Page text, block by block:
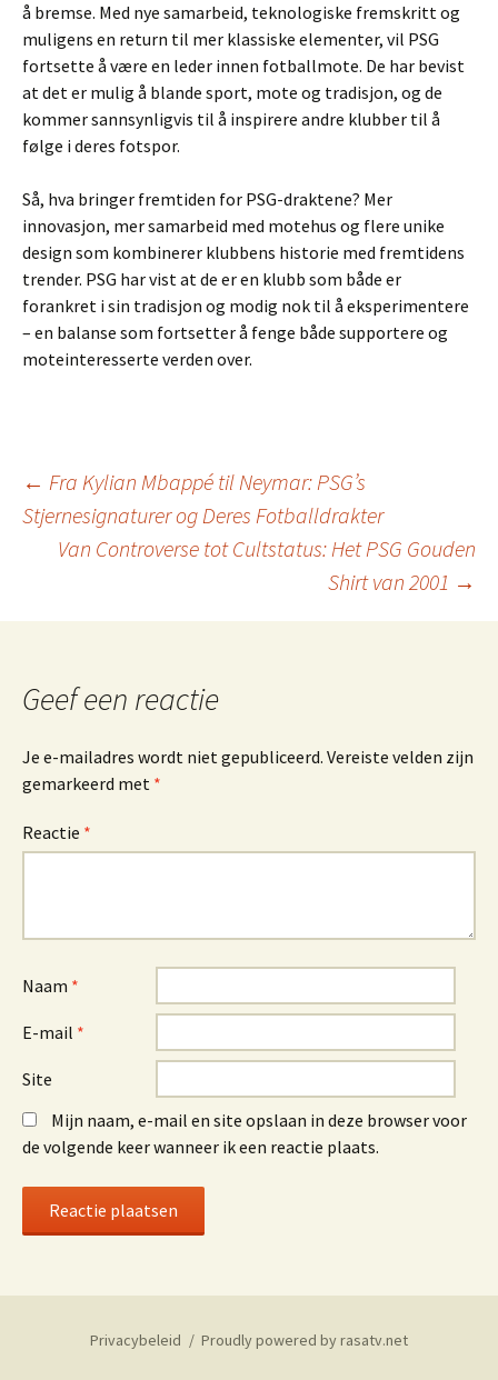
å bremse. Med nye samarbeid, teknologiske fremskritt og
muligens en return til mer klassiske elementer, vil PSG
fortsette å være en leder innen fotballmote. De har bevist
at det er mulig å blande sport, mote og tradisjon, og de
kommer sannsynligvis til å inspirere andre klubber til å
følge i deres fotspor.
Så, hva bringer fremtiden for PSG-draktene? Mer
innovasjon, mer samarbeid med motehus og flere unike
design som kombinerer klubbens historie med fremtidens
trender. PSG har vist at de er en klubb som både er
forankret i sin tradisjon og modig nok til å eksperimentere
– en balanse som fortsetter å fenge både supportere og
moteinteresserte verden over.
Berichtnavigatie
← Fra Kylian Mbappé til Neymar: PSG’s
Stjernesignaturer og Deres Fotballdrakter
Van Controverse tot Cultstatus: Het PSG Gouden
Shirt van 2001 →
Geef een reactie
Je e-mailadres wordt niet gepubliceerd. Vereiste velden zijn
gemarkeerd met *
Reactie *
Naam *
E-mail *
Site
Mijn naam, e-mail en site opslaan in deze browser voor
de volgende keer wanneer ik een reactie plaats.
Privacybeleid Proudly powered by rasatv.net